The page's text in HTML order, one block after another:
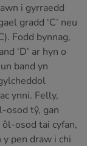
i gyrraedd
gradd ‘C’ neu
Fodd bynnag,
‘D’ ar hyn o
band yn
ynni. Felly,
osod tŷ, gan
osod tai cyfan,
pen draw i chi